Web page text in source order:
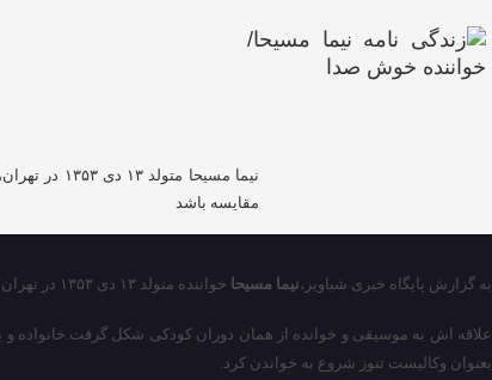
نیما
مقایسه باشد
به گزارش پایگاه خبری شباویز،نیما مسیحا خواننده متولد ۱۳ دی ۱۳۵۳ در تهران است.فارغ التحصیل رشته ادبیات در مقطع لیسانس است.تکنیک خوانندگی و توانایی وی از نظر قدرت صدایی باعث می شود با بزرگترین خوانندگان جهان قابل مقایسه باشد.
علاقه اش به موسیقی و خوانده از همان دوران کودکی شکل گرفت.خانواده
بعنوان وکالیست تنوز شروع به خواندن کرد.